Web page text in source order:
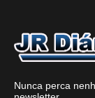
Nunca perca